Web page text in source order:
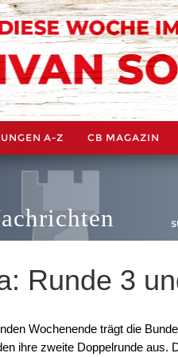
A-Z CB MAGAZIN
Runde 3
Wochenende trägt die
ihre zweite Doppelrunde aus.